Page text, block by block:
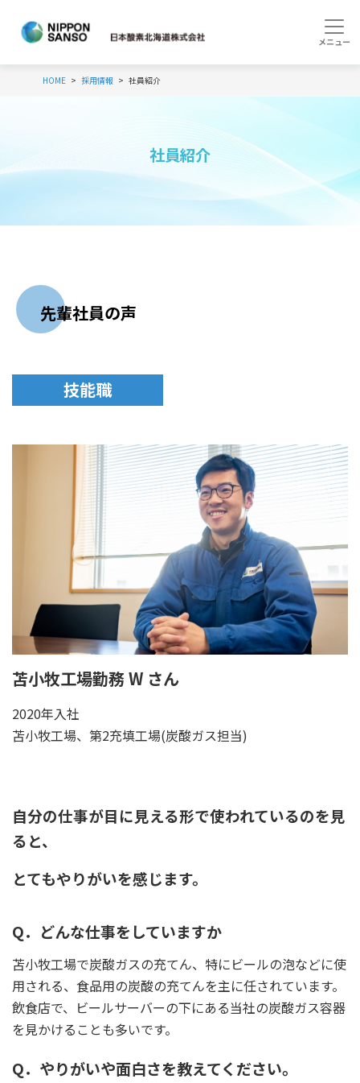
HOME 採用情報 社員紹介
社員紹介
先輩社員の声
技能職
苫小牧工場勤務 W さん
2020年入社
苫小牧工場、第2充填工場(炭酸ガス担当)
自分の仕事が目に見える形で使われているのを見
ると、
とてもやりがいを感じます。
Q．どんな仕事をしていますか
苫小牧工場で炭酸ガスの充てん、特にビールの泡などに使
用される、食品用の炭酸の充てんを主に任されています。
飲食店で、ビールサーバーの下にある当社の炭酸ガス容器
を見かけることも多いです。
Q．やりがいや面白さを教えてください。